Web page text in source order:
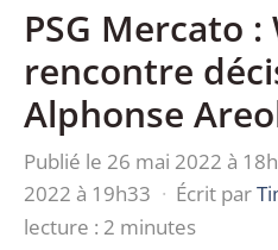
PSG Mercato
rencontre
Alphonse
Publié le 26 mai 2022 à
2022 à 19h33 · Écrit par
lecture : 2 minutes